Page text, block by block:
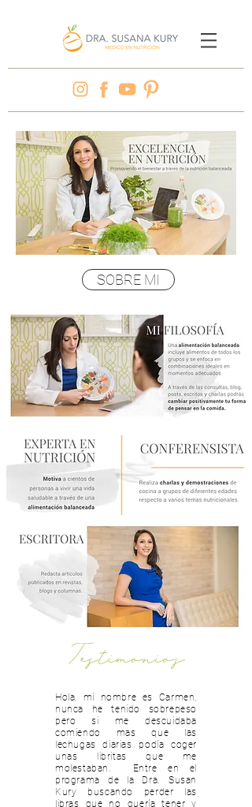
SOBRE MI
Testimonios
Hola, mi nombre es Carmen,
nunca he tenido sobrepeso
pero si me descuidaba
comiendo mas que las
lechugas diarias podía coger
unas libritas que me
molestaban. Entre en el
programa de la Dra. Susan
Kury buscando perder las
libras que no quería tener y